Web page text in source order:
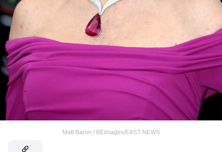
Matt Baron / BEImages/EAST NEWS